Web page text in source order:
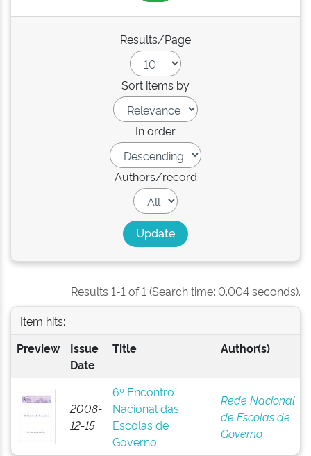
Results/Page
Sort items by
In order
Authors/record
Results 1-1 of 1 (Search time: 0.004 seconds).
Item hits:
Preview
Issue
Date
Title Author(s)
2008-
12-15
6º Encontro
Nacional das
Escolas de
Governo
Rede Nacional
de Escolas de
Governo